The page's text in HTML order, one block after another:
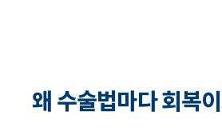
왜 수술법마다 회복